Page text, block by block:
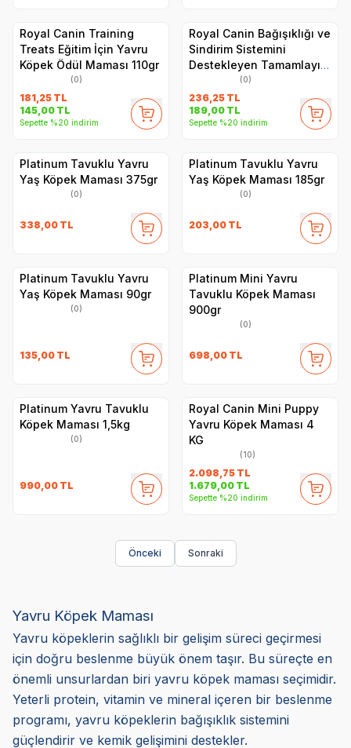
Royal Canin Training
Treats Eğitim İçin Yavru
Köpek Ödül Maması 110gr
(0)
181,25 TL
145,00 TL
Sepette %20 indirim
Royal Canin Bağışıklığı ve
Sindirim Sistemini
Destekleyen Tamamlayıcı
Yavru Köpek Ödül
Maması 100gr
(0)
236,25 TL
189,00 TL
Sepette %20 indirim
Platinum Tavuklu Yavru
Yaş Köpek Maması 375gr
(0)
338,00 TL
Platinum Tavuklu Yavru
Yaş Köpek Maması 185gr
(0)
203,00 TL
Platinum Tavuklu Yavru
Yaş Köpek Maması 90gr
(0)
135,00 TL
Platinum Mini Yavru
Tavuklu Köpek Maması
900gr
(0)
698,00 TL
Platinum Yavru Tavuklu
Köpek Maması 1,5kg
(0)
990,00 TL
Royal Canin Mini Puppy
Yavru Köpek Maması 4
KG
(10)
2.098,75 TL
1.679,00 TL
Sepette %20 indirim
Önceki Sonraki
Yavru Köpek Maması
Yavru köpeklerin sağlıklı bir gelişim süreci geçirmesi
için doğru beslenme büyük önem taşır. Bu süreçte en
önemli unsurlardan biri yavru köpek maması seçimidir.
Yeterli protein, vitamin ve mineral içeren bir beslenme
programı, yavru köpeklerin bağışıklık sistemini
güçlendirir ve kemik gelişimini destekler.